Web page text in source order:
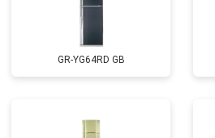
GR-YG64RD GB